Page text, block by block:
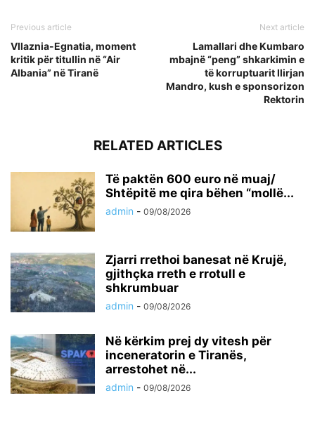
Previous article
Vllaznia-Egnatia, moment
kritik për titullin në “Air
Albania” në Tiranë
Next article
Lamallari dhe Kumbaro
mbajnë “peng” shkarkimin e
të korruptuarit Ilirjan
Mandro, kush e sponsorizon
Rektorin
RELATED ARTICLES
Të paktën 600 euro në muaj/
Shtëpitë me qira bëhen “mollë...
admin - 09/08/2026
Zjarri rrethoi banesat në Krujë,
gjithçka rreth e rrotull e
shkrumbuar
admin - 09/08/2026
Në kërkim prej dy vitesh për
inceneratorin e Tiranës,
arrestohet në...
admin - 09/08/2026